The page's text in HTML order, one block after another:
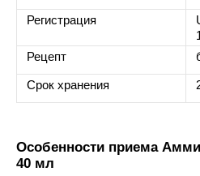
Регистрация
Рецепт
Срок хранения
Особенности приема
40 мл